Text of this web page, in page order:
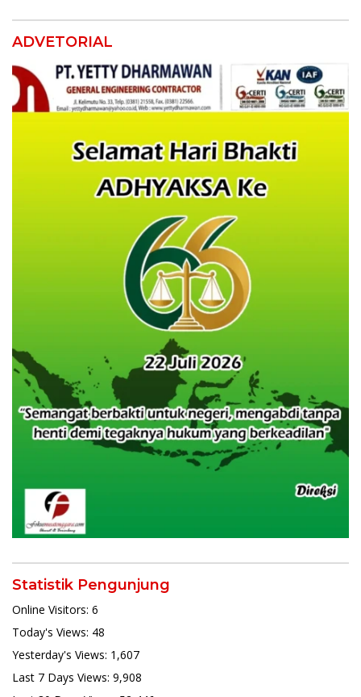
ADVETORIAL
Statistik Pengunjung
Online Visitors: 6
Today's Views: 48
Yesterday's Views: 1,607
Last 7 Days Views: 9,908